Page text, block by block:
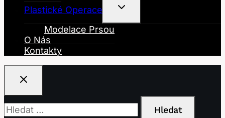
Plastické Operace
Toggle
Menu
Modelace Prsou
O Nás
Kontakty
Vyhledávání